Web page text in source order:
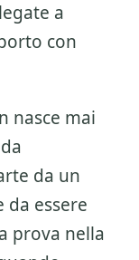
a
con
nasce mai
da un
da essere
prova nella